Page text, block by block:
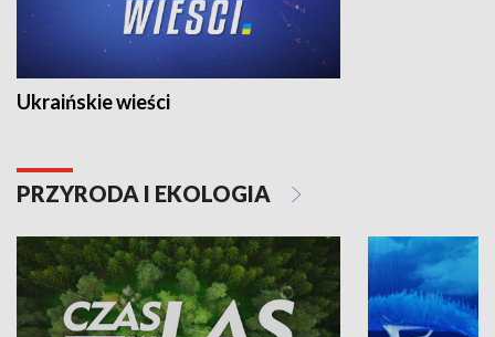
Ukraińskie wieści
PRZYRODA I EKOLOGIA